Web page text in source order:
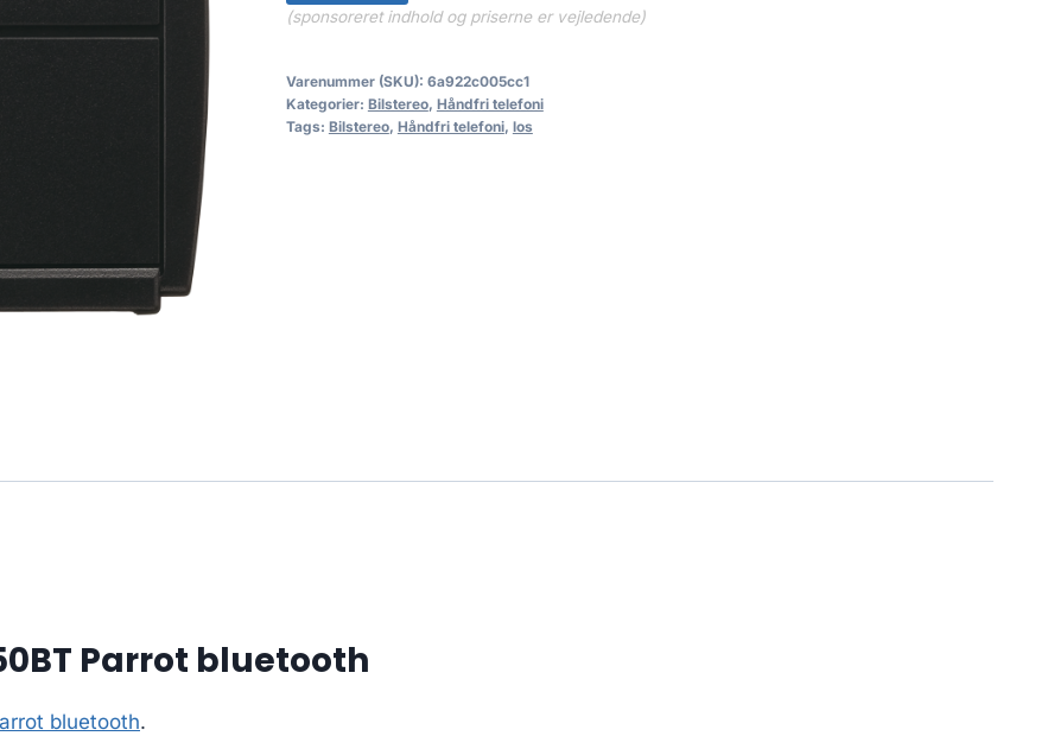
(sponsoreret indhold og priserne er vejledende)
Varenummer (SKU): 6a922c005cc1
Kategorier: Bilstereo, Håndfri telefoni
Tags: Bilstereo, Håndfri telefoni, los
Parrot bluetooth
bluetooth.